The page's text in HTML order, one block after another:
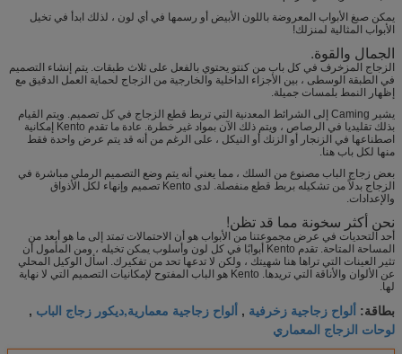
يمكن صبغ الأبواب المعروضة باللون الأبيض أو رسمها في أي لون ، لذلك ابدأ في تخيل
الأبواب المثالية لمنزلك!
الجمال والقوة.
الزجاج المزخرف في كل باب من كنتو يحتوي بالفعل على ثلاث طبقات. يتم إنشاء التصميم
في الطبقة الوسطى ، بين الأجزاء الداخلية والخارجية من الزجاج لحماية العمل الدقيق مع
إظهار النمط بلمسات جميلة.
يشير Caming إلى الشرائط المعدنية التي تربط قطع الزجاج في كل تصميم. ويتم القيام
بذلك تقليديا في الرصاص ، ويتم ذلك الآن بمواد غير خطرة. عادة ما تقدم Kento إمكانية
اصطناعها في الزنجار أو الزنك أو النيكل ، على الرغم من أنه قد يتم عرض واحدة فقط
منها لكل باب هنا.
بعض زجاج الباب مصنوع من السلك ، مما يعني أنه يتم وضع التصميم الرملي مباشرة في
الزجاج بدلاً من تشكيله بربط قطع منفصلة. لدى Kento تصميم وإنهاء لكل الأذواق
والإعدادات.
نحن أكثر سخونة مما قد تظن!
أحد التحديات في عرض مجموعتنا من الأبواب هو أن الاحتمالات تمتد إلى ما هو أبعد من
المساحة المتاحة. تقدم Kento أبوابًا في كل لون وأسلوب يمكن تخيله ، ومن المأمول أن
تثير العينات التي تراها هنا شهيتك ، ولكن لا تدعها تحد من تفكيرك. اسأل الوكيل المحلي
عن الألوان والأناقة التي تريدها. Kento هو الباب المفتوح لإمكانيات التصميم التي لا نهاية
لها.
بطاقة: ألواح زجاجية زخرفية , ألواح زجاجية معمارية,ديكور زجاج الباب ,
لوحات الزجاج المعماري